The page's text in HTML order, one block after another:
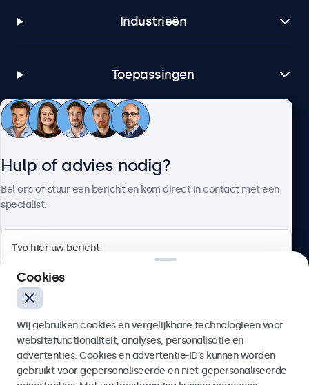
Industrieën
Toepassingen
Klantenservice
4.8/5 door 5000+ bedrijven
Nederlands
Hulp of advies nodig?
Bel ons of stuur een bericht en kom direct in contact met een
specialist.
Cookies
Wij gebruiken cookies en vergelijkbare technologieën voor
websitefunctionaliteit, analyses, personalisatie en
advertenties. Cookies en advertentie-ID’s kunnen worden
gebruikt voor gepersonaliseerde en niet-gepersonaliseerde